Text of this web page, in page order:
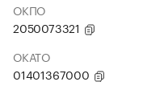
ОКПО
2050073321
ОКАТО
01401367000